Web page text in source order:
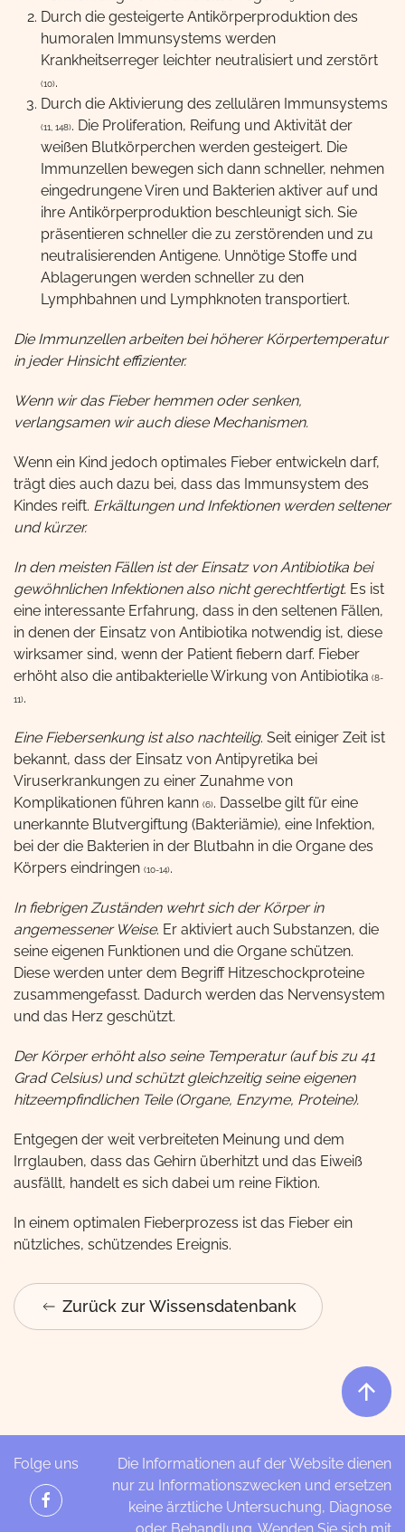
Durch die gesteigerte Antikörperproduktion des
humoralen Immunsystems werden
Krankheitserreger leichter neutralisiert und zerstört
(10).
Durch die Aktivierung des zellulären Immunsystems
(11, 148). Die Proliferation, Reifung und Aktivität der
weißen Blutkörperchen werden gesteigert. Die
Immunzellen bewegen sich dann schneller, nehmen
eingedrungene Viren und Bakterien aktiver auf und
ihre Antikörperproduktion beschleunigt sich. Sie
präsentieren schneller die zu zerstörenden und zu
neutralisierenden Antigene. Unnötige Stoffe und
Ablagerungen werden schneller zu den
Lymphbahnen und Lymphknoten transportiert.
Die Immunzellen arbeiten bei höherer Körpertemperatur
in jeder Hinsicht effizienter.
Wenn wir das Fieber hemmen oder senken,
verlangsamen wir auch diese Mechanismen.
Wenn ein Kind jedoch optimales Fieber entwickeln darf,
trägt dies auch dazu bei, dass das Immunsystem des
Kindes reift. Erkältungen und Infektionen werden seltener
und kürzer.
In den meisten Fällen ist der Einsatz von Antibiotika bei
gewöhnlichen Infektionen also nicht gerechtfertigt. Es ist
eine interessante Erfahrung, dass in den seltenen Fällen,
in denen der Einsatz von Antibiotika notwendig ist, diese
wirksamer sind, wenn der Patient fiebern darf. Fieber
erhöht also die antibakterielle Wirkung von Antibiotika (8-
11).
Eine Fiebersenkung ist also nachteilig. Seit einiger Zeit ist
bekannt, dass der Einsatz von Antipyretika bei
Viruserkrankungen zu einer Zunahme von
Komplikationen führen kann (6). Dasselbe gilt für eine
unerkannte Blutvergiftung (Bakteriämie), eine Infektion,
bei der die Bakterien in der Blutbahn in die Organe des
Körpers eindringen (10-14).
In fiebrigen Zuständen wehrt sich der Körper in
angemessener Weise. Er aktiviert auch Substanzen, die
seine eigenen Funktionen und die Organe schützen.
Diese werden unter dem Begriff Hitzeschockproteine
zusammengefasst. Dadurch werden das Nervensystem
und das Herz geschützt.
Der Körper erhöht also seine Temperatur (auf bis zu 41
Grad Celsius) und schützt gleichzeitig seine eigenen
hitzeempfindlichen Teile (Organe, Enzyme, Proteine).
Entgegen der weit verbreiteten Meinung und dem
Irrglauben, dass das Gehirn überhitzt und das Eiweiß
ausfällt, handelt es sich dabei um reine Fiktion.
In einem optimalen Fieberprozess ist das Fieber ein
nützliches, schützendes Ereignis.
Zurück zur Wissensdatenbank
Folge uns
Die Informationen auf der Website dienen
nur zu Informationszwecken und ersetzen
keine ärztliche Untersuchung, Diagnose